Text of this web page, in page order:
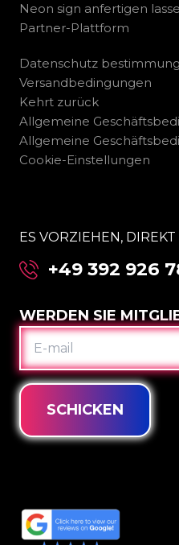
Neon sign anfertigen
Partner-Plattform
Datenschutz
Versandbedingungen
Kehrt zurück
Allgemeine
Allgemeine
Cookie-Einstellungen
ES VORZIEHEN,
+49 392 926
WERDEN SIE
E-
MAIL
SCHICKEN